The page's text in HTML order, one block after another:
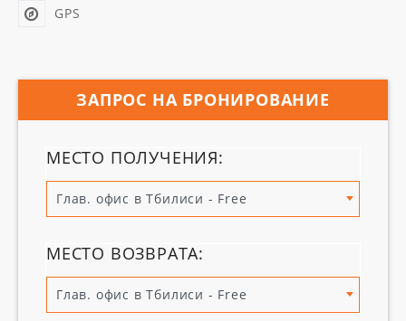
GPS
ЗАПРОС НА БРОНИРОВАНИЕ
МЕСТО ПОЛУЧЕНИЯ:
Глав. офис в Тбилиси - Free
МЕСТО ВОЗВРАТА:
Глав. офис в Тбилиси - Free